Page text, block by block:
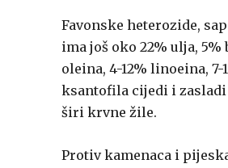
Favonske heterozide,
ima još oko 22% ulja,
oleina, 4-12% linoeina,
ksantofila cijedi i zasladi
širi krvne žile.
Protiv kamenaca i